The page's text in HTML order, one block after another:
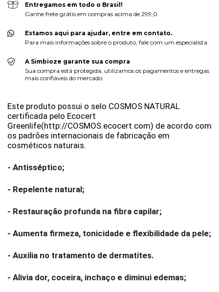
Entregamos em todo o Brasil!
Ganhe frete grátis em compras acima de 299,0.
Estamos aqui para ajudar, entre em contato.
Para mais informações sobre o produto, fale com um especialista.
A Simbioze garante sua compra
Sua compra está protegida, utilizamos os pagamentos e entregas
mais confiáveis do mercado.
Este produto possui o selo COSMOS NATURAL
certificada pelo Ecocert
Greenlife(http://COSMOS.ecocert.com) de acordo com
os padrões internacionais de fabricação em
cosméticos naturais.
- Antisséptico;
- Repelente natural;
- Restauração profunda na fibra capilar;
- Aumenta firmeza, tonicidade e flexibilidade da pele;
- Auxilia no tratamento de dermatites.
- Alivia dor, coceira, inchaço e diminui edemas;